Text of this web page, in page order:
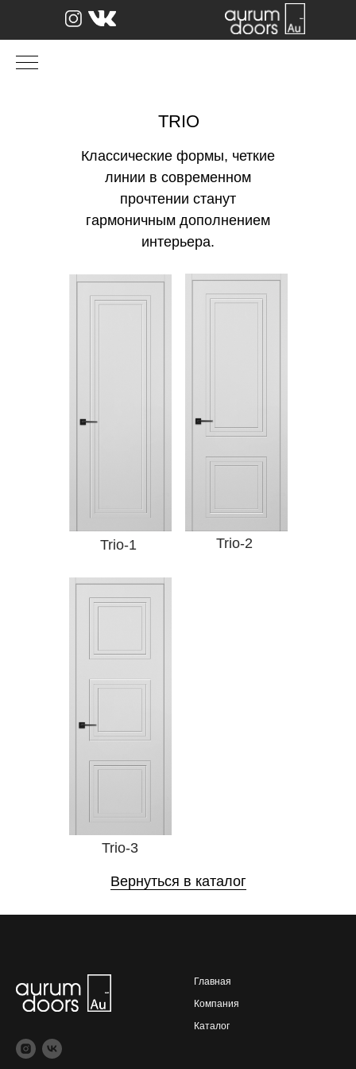
Классические формы, четкие
линии в современном
прочтении станут
гармоничным дополнением
интерьера.
TRIO
Trio-1 Trio-2
Вернуться в каталог
Trio-3
Главная
Компания
Каталог